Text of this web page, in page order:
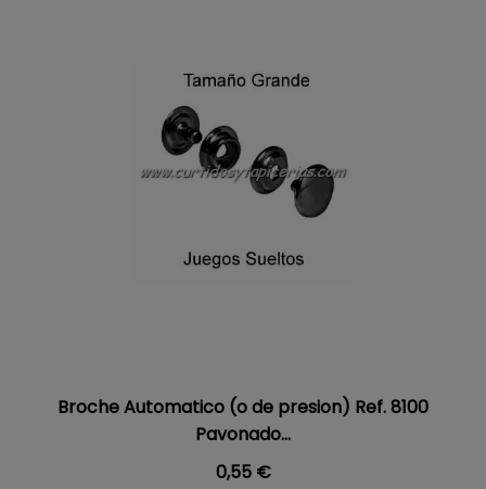
Broche Automatico (o de presion) Ref. 8100
Pavonado...
Precio
0,55 €